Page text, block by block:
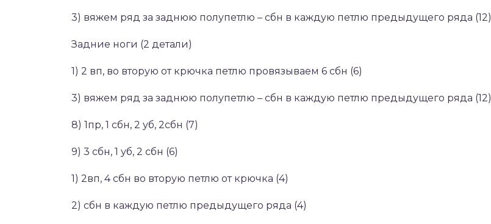
3) вяжем ряд за заднюю полупетлю – сбн в каждую петлю предыдущего ряда (12)
Задние ноги (2 детали)
1) 2 вп, во вторую от крючка петлю провязываем 6 сбн (6)
3) вяжем ряд за заднюю полупетлю – сбн в каждую петлю предыдущего ряда (12)
8) 1пр, 1 сбн, 2 уб, 2сбн (7)
9) 3 сбн, 1 уб, 2 сбн (6)
1) 2вп, 4 сбн во вторую петлю от крючка (4)
2) сбн в каждую петлю предыдущего ряда (4)